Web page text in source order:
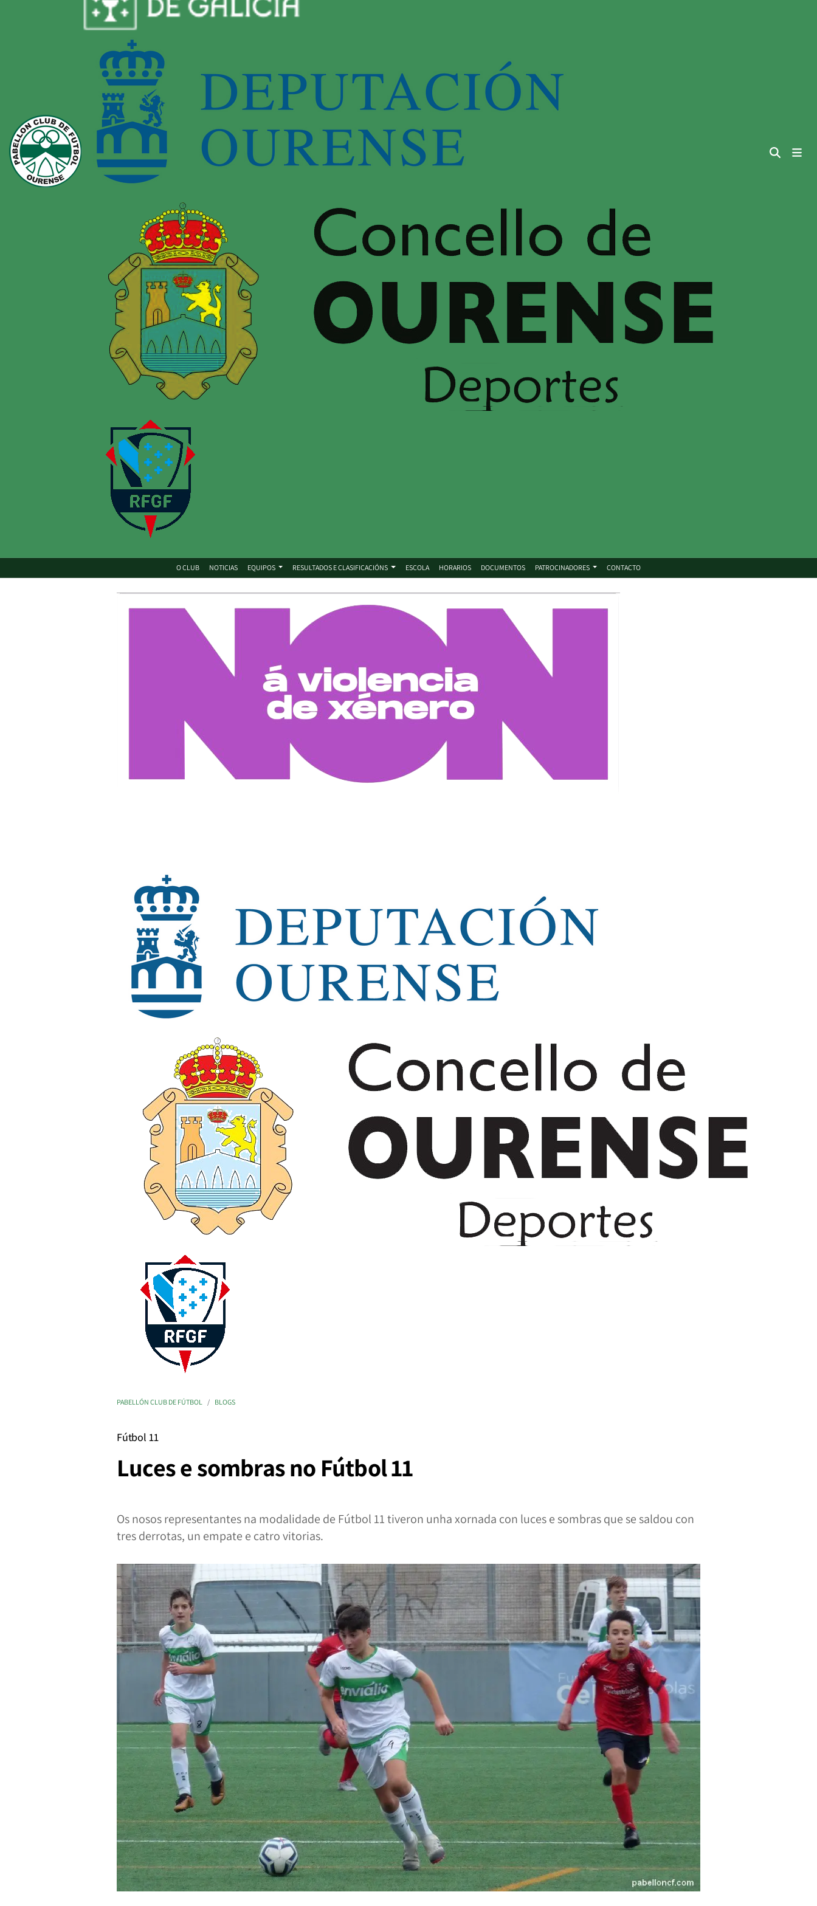
O CLUB NOTICIAS EQUIPOS RESULTADOS E CLASIFICACIÓNS ESCOLA HORARIOS DOCUMENTOS PATROCINADORES CONTACTO
PABELLÓN CLUB DE FÚTBOL BLOGS
Fútbol 11
Luces e sombras no Fútbol 11
Os nosos representantes na modalidade de Fútbol 11 tiveron unha xornada con luces e sombras que se saldou con
tres derrotas, un empate e catro vitorias.